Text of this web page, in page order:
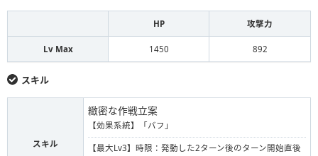
HP 攻撃力
Lv Max 1450 892
スキル
スキル
緻密な作戦立案
【効果系統】「バフ」
【最大Lv3】時限：発動した2ターン後のターン開始直後